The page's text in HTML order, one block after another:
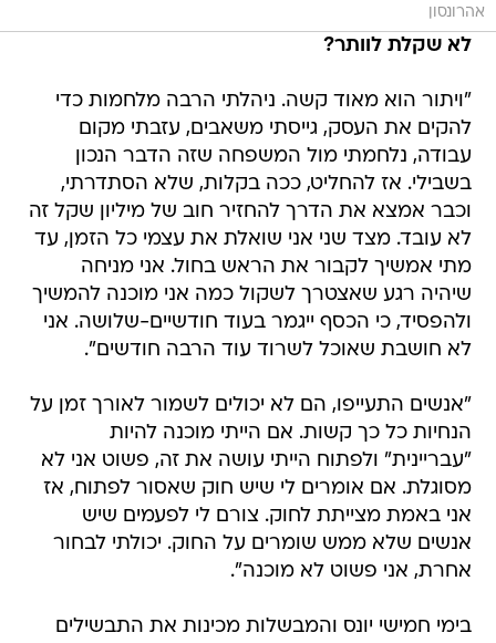
אהרונסון
לא שקלת לוותר?
"ויתור הוא מאוד קשה. ניהלתי הרבה מלחמות כדי
להקים את העסק, גייסתי משאבים, עזבתי מקום
עבודה, נלחמתי מול המשפחה שזה הדבר הנכון
בשבילי. אז להחליט, ככה בקלות, שלא הסתדרתי,
וכבר אמצא את הדרך להחזיר חוב של מיליון שקל זה
לא עובד. מצד שני אני שואלת את עצמי כל הזמן, עד
מתי אמשיך לקבור את הראש בחול. אני מניחה
שיהיה רגע שאצטרך לשקול כמה אני מוכנה להמשיך
ולהפסיד, כי הכסף ייגמר בעוד חודשיים-שלושה. אני
לא חושבת שאוכל לשרוד עוד הרבה חודשים".
"אנשים התעייפו, הם לא יכולים לשמור לאורך זמן על
הנחיות כל כך קשות. אם הייתי מוכנה להיות
"עבריינית" ולפתוח הייתי עושה את זה, פשוט אני לא
מסוגלת. אם אומרים לי שיש חוק שאסור לפתוח, אז
אני באמת מצייתת לחוק. צורם לי לפעמים שיש
אנשים שלא ממש שומרים על החוק. יכולתי לבחור
אחרת, אני פשוט לא מוכנה".
בימי חמישי יונס והמבשלות מכינות את התבשילים